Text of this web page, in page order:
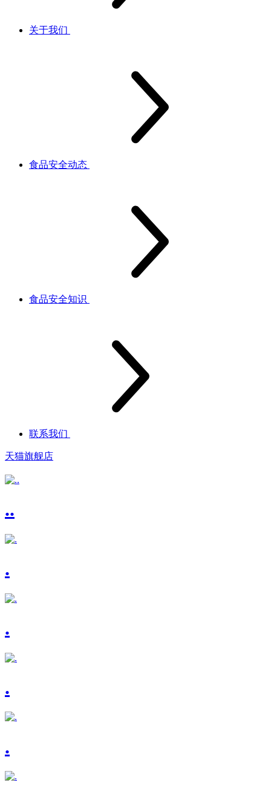
关于我们
食品安全动态
食品安全知识
联系我们
天猫旗舰店
..
.
.
.
.